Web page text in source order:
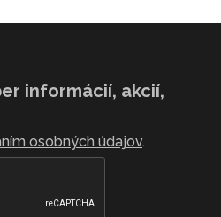
informácií, akcií,
osobných údajov.